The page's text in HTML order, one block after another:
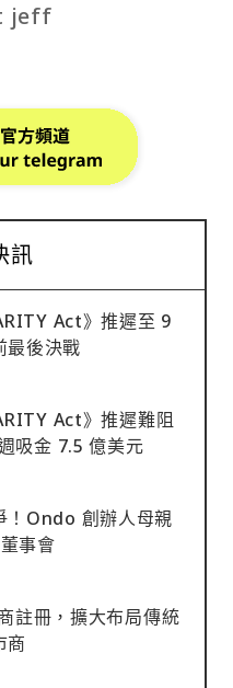
jeff
訊
Act》推遲至 9
最後決戰
Act》推遲難阻
吸金 7.5 億美元
！Ondo 創辦人母親
事會
冊，擴大布局傳統
商